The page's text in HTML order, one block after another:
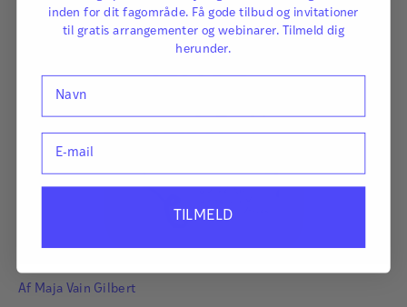
Af Maja Vain Gilbert
inden for dit fagområde. Få gode tilbud og invitationer
til gratis arrangementer og webinarer. Tilmeld dig
herunder.
TILMELD